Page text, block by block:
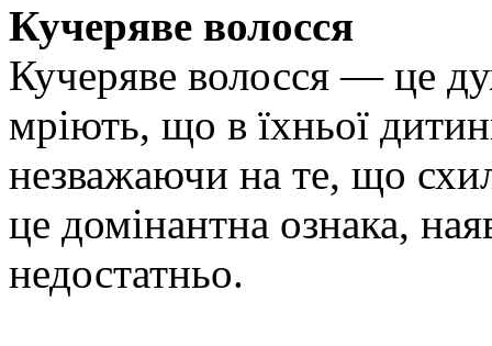
Кучеряве волосся
Кучеряве волосся — це
мріють, що в їхньої
незважаючи на те, що
це домінантна ознака,
недостатньо.